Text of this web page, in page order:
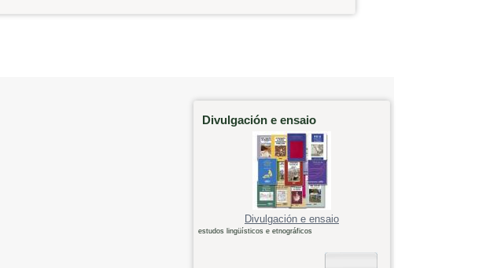
Divulgación e ensaio
Divulgación e ensaio
estudos lingüísticos e etnográficos